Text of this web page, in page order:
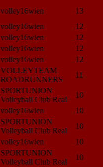
volley16wien
13
volley16wien
12
volley16wien
12
volley16wien
12
volley16wien
12
VOLLEYTEAM
ROADRUNNERS
11
SPORTUNION
Volleyball Club Real
10
volley16wien
10
SPORTUNION
Volleyball Club Real
10
volley16wien
10
SPORTUNION
Volleyball Club Real
10